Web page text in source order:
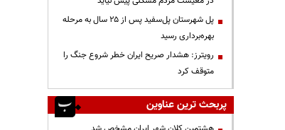
پل شهرستان پل‌سفید پس از ۲۵ سال به مرحله
بهره‌برداری رسید
رویترز: هشدار صریح ایران خطر شروع جنگ را
متوقف کرد
پربحث ترین عناوین